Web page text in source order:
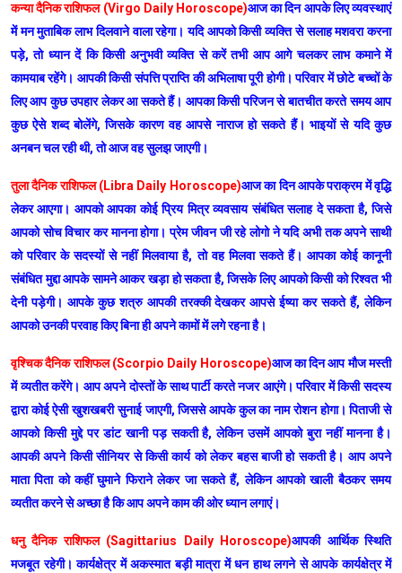
कन्या दैनिक राशिफल (Virgo Daily Horoscope)आज का दिन आपके लिए व्यवस्थाएं
में मन मुताबिक लाभ दिलवाने वाला रहेगा। यदि आपको किसी व्यक्ति से सलाह मशवरा करना
पड़े, तो ध्यान दें कि किसी अनुभवी व्यक्ति से करें तभी आप आगे चलकर लाभ कमाने में
कामयाब रहेंगे। आपकी किसी संपत्ति प्राप्ति की अभिलाषा पूरी होगी। परिवार में छोटे बच्चों के
लिए आप कुछ उपहार लेकर आ सकते हैं। आपका किसी परिजन से बातचीत करते समय आप
कुछ ऐसे शब्द बोलेंगे, जिसके कारण वह आपसे नाराज हो सकते हैं। भाइयों से यदि कुछ
अनबन चल रही थी, तो आज वह सुलझ जाएगी।
तुला दैनिक राशिफल (Libra Daily Horoscope)आज का दिन आपके पराक्रम में वृद्धि
लेकर आएगा। आपको आपका कोई प्रिय मित्र व्यवसाय संबंधित सलाह दे सकता है, जिसे
आपको सोच विचार कर मानना होगा। प्रेम जीवन जी रहे लोगो ने यदि अभी तक अपने साथी
को परिवार के सदस्यों से नहीं मिलवाया है, तो वह मिलवा सकते हैं। आपका कोई कानूनी
संबंधित मुद्दा आपके सामने आकर खड़ा हो सकता है, जिसके लिए आपको किसी को रिश्वत भी
देनी पड़ेगी। आपके कुछ शत्रु आपकी तरक्की देखकर आपसे ईष्या कर सकते हैं, लेकिन
आपको उनकी परवाह किए बिना ही अपने कामों में लगे रहना है।
वृश्चिक दैनिक राशिफल (Scorpio Daily Horoscope)आज का दिन आप मौज मस्ती
में व्यतीत करेंगे। आप अपने दोस्तों के साथ पार्टी करते नजर आएंगे। परिवार में किसी सदस्य
द्वारा कोई ऐसी खुशखबरी सुनाई जाएगी, जिससे आपके कुल का नाम रोशन होगा। पिताजी से
आपको किसी मुद्दे पर डांट खानी पड़ सकती है, लेकिन उसमें आपको बुरा नहीं मानना है।
आपकी अपने किसी सीनियर से किसी कार्य को लेकर बहस बाजी हो सकती है। आप अपने
माता पिता को कहीं घुमाने फिराने लेकर जा सकते हैं, लेकिन आपको खाली बैठकर समय
व्यतीत करने से अच्छा है कि आप अपने काम की ओर ध्यान लगाएं।
धनु दैनिक राशिफल (Sagittarius Daily Horoscope)आपकी आर्थिक स्थिति
मजबूत रहेगी। कार्यक्षेत्र में अकस्मात बड़ी मात्रा में धन हाथ लगने से आपके कार्यक्षेत्र में